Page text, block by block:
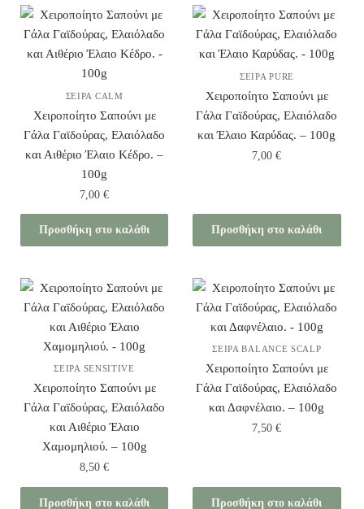
ΣΕΙΡΆ CALM
Χειροποίητο Σαπούνι με
Γάλα Γαϊδούρας, Ελαιόλαδο
και Αιθέριο Έλαιο Κέδρο. –
100g
7,00€
Προσθήκη στο καλάθι
ΣΕΙΡΆ PURE
Χειροποίητο Σαπούνι με
Γάλα Γαϊδούρας, Ελαιόλαδο
και Έλαιο Καρύδας. – 100g
7,00€
Προσθήκη στο καλάθι
ΣΕΙΡΆ SENSITIVE
Χειροποίητο Σαπούνι με
Γάλα Γαϊδούρας, Ελαιόλαδο
και Αιθέριο Έλαιο
Χαμομηλιού. – 100g
8,50€
Προσθήκη στο καλάθι
ΣΕΙΡΆ BALANCE SCALP
Χειροποίητο Σαπούνι με
Γάλα Γαϊδούρας, Ελαιόλαδο
και Δαφνέλαιο. – 100g
7,50€
Προσθήκη στο καλάθι